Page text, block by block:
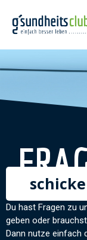
Du hast Fragen zu
geben oder
Dann nutze einfach